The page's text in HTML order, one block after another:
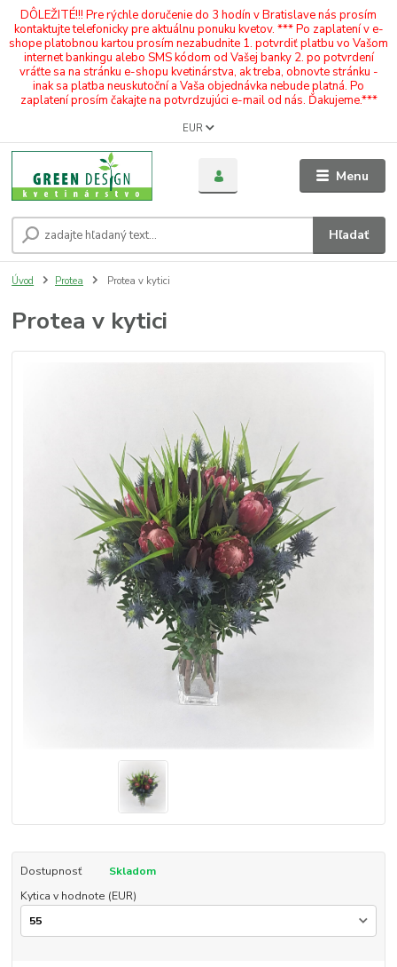
DÔLEŽITÉ!!! Pre rýchle doručenie do 3 hodín v Bratislave nás prosím
kontaktujte telefonicky pre aktuálnu ponuku kvetov. *** Po zaplatení v e-
shope platobnou kartou prosím nezabudnite 1. potvrdiť platbu vo Vašom
internet bankingu alebo SMS kódom od Vašej banky 2. po potvrdení
vráťte sa na stránku e-shopu kvetinárstva, ak treba, obnovte stránku -
inak sa platba neuskutoční a Vaša objednávka nebude platná. Po
zaplatení prosím čakajte na potvrdzujúci e-mail od nás. Ďakujeme.***
Menu
EUR
Hľadať
Úvod Protea Protea v kytici
Protea v kytici
Dostupnosť
Skladom
Kytica v hodnote (EUR)